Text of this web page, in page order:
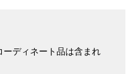
ディネート品は含まれ